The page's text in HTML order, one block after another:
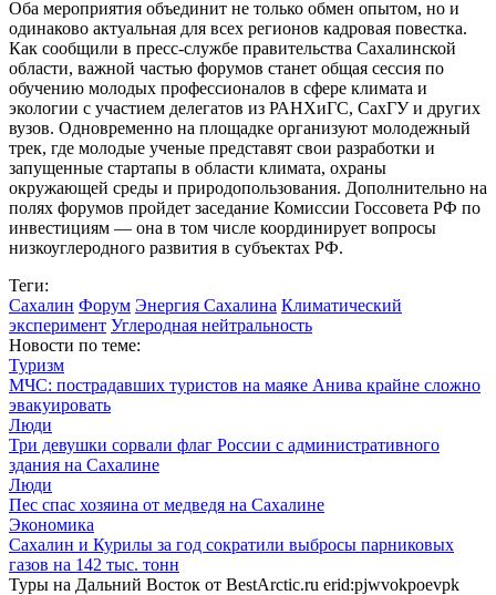
Оба мероприятия объединит не только обмен опытом, но и
одинаково актуальная для всех регионов кадровая повестка.
Как сообщили в пресс-службе правительства Сахалинской
области, важной частью форумов станет общая сессия по
обучению молодых профессионалов в сфере климата и
экологии с участием делегатов из РАНХиГС, СахГУ и других
вузов. Одновременно на площадке организуют молодежный
трек, где молодые ученые представят свои разработки и
запущенные стартапы в области климата, охраны
окружающей среды и природопользования. Дополнительно на
полях форумов пройдет заседание Комиссии Госсовета РФ по
инвестициям — она в том числе координирует вопросы
низкоуглеродного развития в субъектах РФ.
Теги:
Сахалин Форум Энергия Сахалина Климатический
эксперимент Углеродная нейтральность
Новости по теме:
Туризм
МЧС: пострадавших туристов на маяке Анива крайне сложно
эвакуировать
Люди
Три девушки сорвали флаг России с административного
здания на Сахалине
Люди
Пес спас хозяина от медведя на Сахалине
Экономика
Сахалин и Курилы за год сократили выбросы парниковых
газов на 142 тыс. тонн
Туры на Дальний Восток от BestArctic.ru erid:pjwvokpoevpk